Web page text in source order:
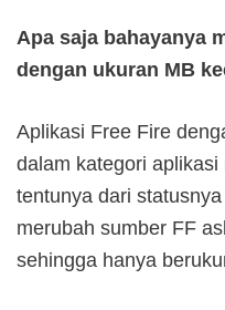
Apa saja bahayanya
dengan ukuran MB
Aplikasi Free Fire
dalam kategori
tentunya dari
merubah sumber FF
sehingga hanya